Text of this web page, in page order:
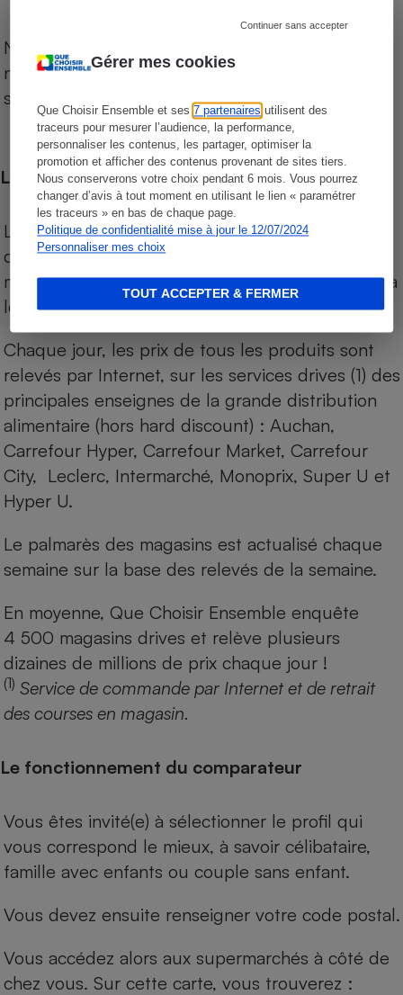
Gérer mes cookies
Que Choisir Ensemble et ses7 partenaires utilisent des
traceurs pour mesurer l’audience, la performance,
personnaliser les contenus, les partager, optimiser la
promotion et afficher des contenus provenant de sites tiers.
Nous conserverons votre choix pendant 6 mois. Vous pourrez
changer d’avis à tout moment en utilisant le lien « paramétrer
les traceurs » en bas de chaque page.
Politique de confidentialité mise à jour le 12/07/2024
Personnaliser mes choix
Continuer sans accepter
TOUT ACCEPTER & FERMER
Notre comparateur de supermarchés propose le
niveau de prix des supermarchés, géolocalisés
sur le territoire français.
Les comparaisons de prix
Les comparaisons sont réalisées sur l’ensemble
des produits des magasins. Les produits de
marques de distributeurs (MDD) sont comparés à
leurs équivalents chez leurs concurrents.
Chaque jour, les prix de tous les produits sont
relevés par Internet, sur les services drives (1) des
principales enseignes de la grande distribution
alimentaire (hors hard discount) : Auchan,
Carrefour Hyper, Carrefour Market, Carrefour
City, Leclerc, Intermarché, Monoprix, Super U et
Hyper U.
Le palmarès des magasins est actualisé chaque
semaine sur la base des relevés de la semaine.
En moyenne, Que Choisir Ensemble enquête
4 500 magasins drives et relève plusieurs
dizaines de millions de prix chaque jour !
(1) Service de commande par Internet et de retrait
des courses en magasin.
Le fonctionnement du comparateur
Vous êtes invité(e) à sélectionner le profil qui
vous correspond le mieux, à savoir célibataire,
famille avec enfants ou couple sans enfant.
Vous devez ensuite renseigner votre code postal.
Vous accédez alors aux supermarchés à côté de
chez vous. Sur cette carte, vous trouverez :